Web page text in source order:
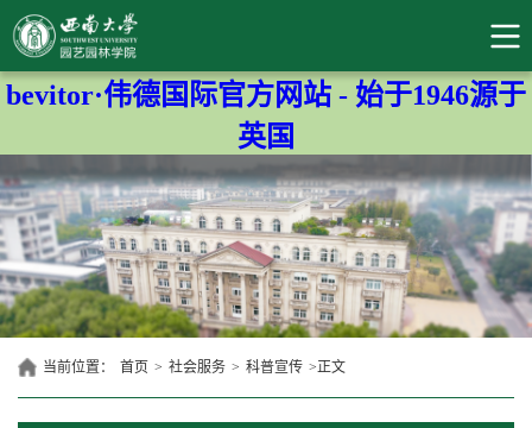
bevitor·伟德国际官方网站 - 始于1946源于
英国
当前位置： 首页 > 社会服务 > 科普宣传 >正文